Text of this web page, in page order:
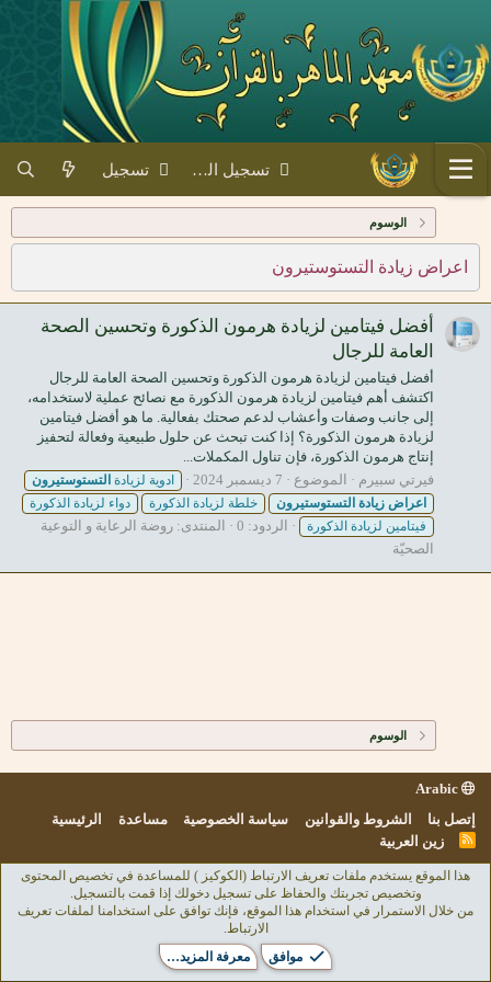
تسجيل الدخول تسجيل
الوسوم
اعراض زيادة التستوستيرون
أفضل فيتامين لزيادة هرمون الذكورة وتحسين الصحة
العامة للرجال
أفضل فيتامين لزيادة هرمون الذكورة وتحسين الصحة العامة للرجال
اكتشف أهم فيتامين لزيادة هرمون الذكورة مع نصائح عملية لاستخدامه،
إلى جانب وصفات وأعشاب لدعم صحتك بفعالية. ما هو أفضل فيتامين
لزيادة هرمون الذكورة؟ إذا كنت تبحث عن حلول طبيعية وفعالة لتحفيز
إنتاج هرمون الذكورة، فإن تناول المكملات...
فيرتي سبيرم
الموضوع 7 ديسمبر 2024 ادوية لزيادة التستوستيرون
اعراض زيادة التستوستيرون خلطة لزيادة الذكورة
دواء لزيادة الذكورة
فيتامين لزيادة الذكورة
الردود: 0 المنتدى: روضة الرعاية و التوعية
الصحيّة
الوسوم
إتصل بنا
الشروط والقوانين سياسة الخصوصية مساعدة الرئيسية
R
زين العربية
هذا الموقع يستخدم ملفات تعريف الارتباط (الكوكيز ) للمساعدة في تخصيص المحتوى
وتخصيص تجربتك والحفاظ على تسجيل دخولك إذا قمت بالتسجيل.
من خلال الاستمرار في استخدام هذا الموقع، فإنك توافق على استخدامنا لملفات تعريف
الارتباط.
موافق
معرفة المزيد…